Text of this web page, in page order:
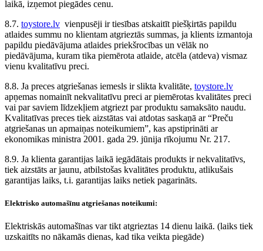
laikā, izņemot piegādes cenu.
8.7. toystore.lv vienpusēji ir tiesības atskaitīt piešķirtās papildu
atlaides summu no klientam atgrieztās summas, ja klients izmantoja
papildu piedāvājuma atlaides priekšrocības un vēlāk no
piedāvājuma, kuram tika piemērota atlaide, atcēla (atdeva) vismaz
vienu kvalitatīvu preci.
8.8. Ja preces atgriešanas iemesls ir slikta kvalitāte, toystore.lv
apņemas nomainīt nekvalitatīvu preci ar piemērotas kvalitātes preci
vai par saviem līdzekļiem atgriezt par produktu samaksāto naudu.
Kvalitatīvas preces tiek aizstātas vai atdotas saskaņā ar “Preču
atgriešanas un apmaiņas noteikumiem”, kas apstiprināti ar
ekonomikas ministra 2001. gada 29. jūnija rīkojumu Nr. 217.
8.9. Ja klienta garantijas laikā iegādātais produkts ir nekvalitatīvs,
tiek aizstāts ar jaunu, atbilstošas kvalitātes produktu, atlikušais
garantijas laiks, t.i. garantijas laiks netiek pagarināts.
Elektrisko automašīnu atgriešanas noteikumi:
Elektriskās automašīnas var tikt atgrieztas 14 dienu laikā. (laiks tiek
uzskaitīts no nākamās dienas, kad tika veikta piegāde)